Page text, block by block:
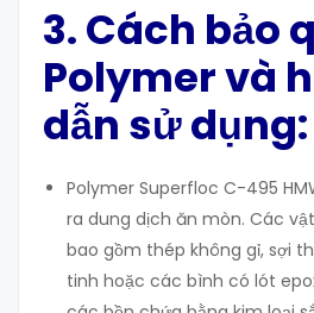
3. Cách bảo
Polymer và
dẫn sử dụng:
Polymer Superfloc C-495
ra dung dịch ăn mòn. Các
bao gồm thép không gỉ, sợi
tinh hoặc các bình có lót